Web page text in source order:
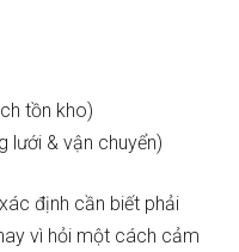
tồn kho)
lưới & vận chuyển)
định cần biết phải
vì hỏi một cách cảm